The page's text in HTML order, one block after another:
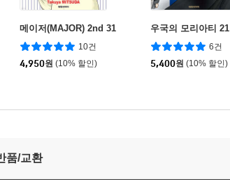
메이저(MAJOR) 2nd 31
10건
4,950원 (10% 할인)
우국의 모리아티 21
6건
5,400원 (10% 할인)
품/교환